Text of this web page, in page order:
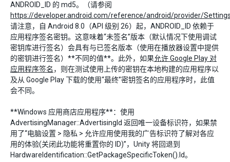
ANDROID_ID 的 md5。（请参阅
https://developer.android.com/reference/android/provider/
请注意，自 Android 8.0（API 级别 26）起，ANDROID_ID 依赖于
应用程序签名密钥。这意味着“未签名”版本（默认情况下使用调试
密钥库进行签名）会具有与已签名版本（使用在播放器设置中提供
的密钥进行签名）**不同的值**。此外，如果允许 Google Play 对
应用程序签名 ，则在测试使用上传的密钥在本地构建的应用程序以
及从 Google Play 下载的使用“最终”密钥签名的应用程序时，此值
会不同。
**Windows 应用商店应用程序**：使用
AdvertisingManager::AdvertisingId 返回唯一设备标识符，如果禁
用了“电脑设置 > 隐私 > 允许应用使用我的广告标识符了解对各应
用的体验(关闭此功能将重置你的 ID)”，Unity 将回退到
HardwareIdentification::GetPackageSpecificToken().Id。